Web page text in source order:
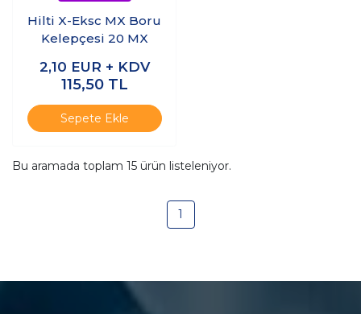
Hilti X-Eksc MX Boru
Kelepçesi 20 MX
2,10 EUR + KDV
115,50 TL
Sepete Ekle
Bu aramada toplam 15 ürün listeleniyor.
1